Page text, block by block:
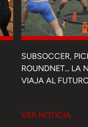
SUBSOCCER,
ROUNDNET... LA
VIAJA AL
VER NOTICIA